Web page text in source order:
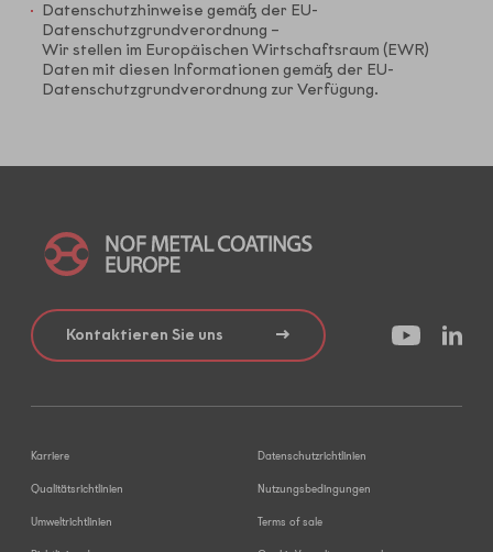
Datenschutzhinweise gemäß der EU-
Datenschutzgrundverordnung –
Wir stellen im Europäischen Wirtschaftsraum (EWR)
Daten mit diesen Informationen gemäß der EU-
Datenschutzgrundverordnung zur Verfügung.
Kontaktieren Sie uns
Karriere
Qualitätsrichtlinien
Umweltrichtlinien
Datenschutzrichtlinien
Nutzungsbedingungen
Terms of sale